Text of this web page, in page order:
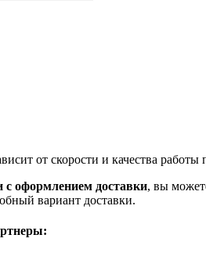
от скорости и качества
с оформлением доставки, вы
вариант доставки.